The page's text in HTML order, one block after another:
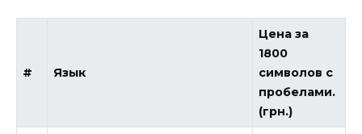
# Язык
Цена за
1800
символов с
пробелами.
(грн.)